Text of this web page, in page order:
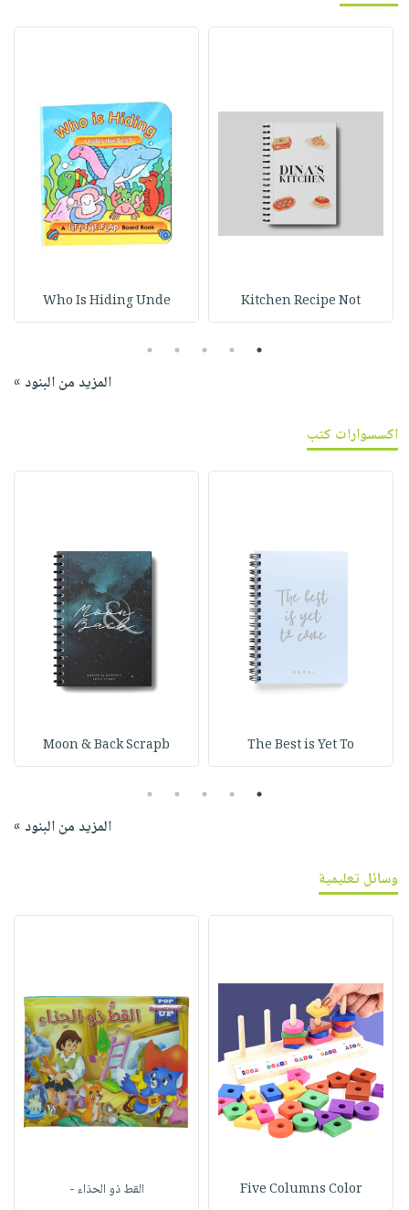
Kitchen Recipe Not
Who Is Hiding Unde
1
2
3
4
5
المزيد من البنود »
اكسسوارات كتب
The Best is Yet To
Moon & Back Scrapb
1
2
3
4
5
المزيد من البنود »
وسائل تعليمية
Five Columns Color القط ذو الحذاء -